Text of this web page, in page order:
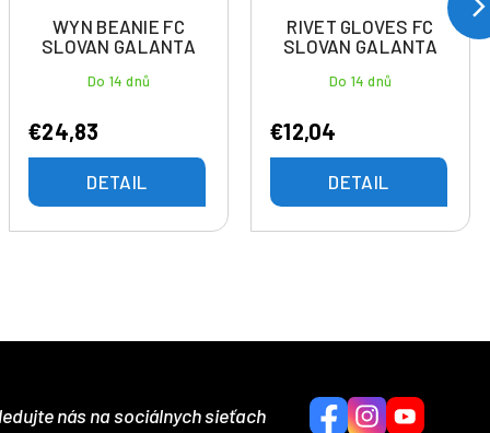
WYN BEANIE FC
SLOVAN GALANTA
Do 14 dnů
€24,83
DETAIL
RIVET GLOVES FC
SLOVAN GALANTA
Do 14 dnů
€12,04
DETAIL
nás na sociálnych sieťach